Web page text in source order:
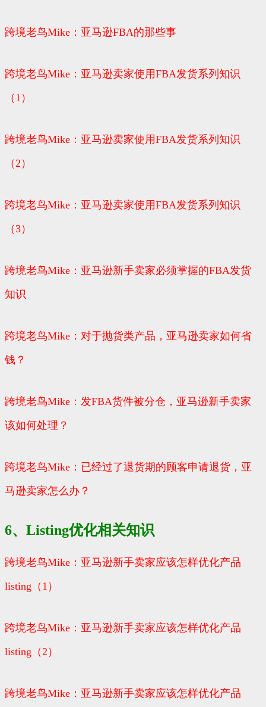
跨境老鸟Mike：亚马逊FBA的那些事
跨境老鸟Mike：亚马逊卖家使用FBA发货系列知识
（1）
跨境老鸟Mike：亚马逊卖家使用FBA发货系列知识
（2）
跨境老鸟Mike：亚马逊卖家使用FBA发货系列知识
（3）
跨境老鸟Mike：亚马逊新手卖家必须掌握的FBA发货
知识
跨境老鸟Mike：对于抛货类产品，亚马逊卖家如何省
钱？
跨境老鸟Mike：发FBA货件被分仓，亚马逊新手卖家
该如何处理？
跨境老鸟Mike：已经过了退货期的顾客申请退货，亚
马逊卖家怎么办？
6、Listing优化相关知识
跨境老鸟Mike：亚马逊新手卖家应该怎样优化产品
listing（1）
跨境老鸟Mike：亚马逊新手卖家应该怎样优化产品
listing（2）
跨境老鸟Mike：亚马逊新手卖家应该怎样优化产品